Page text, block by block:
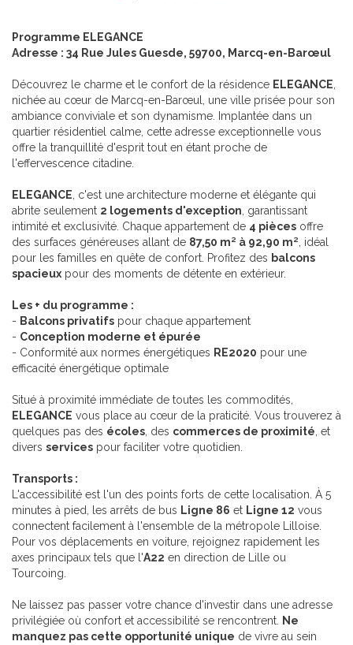
Programme ELEGANCE
Adresse : 34 Rue Jules Guesde, 59700, Marcq-en-Barœul
Découvrez le charme et le confort de la résidence ELEGANCE,
nichée au cœur de Marcq-en-Barœul, une ville prisée pour son
ambiance conviviale et son dynamisme. Implantée dans un
quartier résidentiel calme, cette adresse exceptionnelle vous
offre la tranquillité d'esprit tout en étant proche de
l'effervescence citadine.
ELEGANCE, c'est une architecture moderne et élégante qui
abrite seulement 2 logements d'exception, garantissant
intimité et exclusivité. Chaque appartement de 4 pièces offre
des surfaces généreuses allant de 87,50 m² à 92,90 m², idéal
pour les familles en quête de confort. Profitez des balcons
spacieux pour des moments de détente en extérieur.
Les + du programme :
- Balcons privatifs pour chaque appartement
- Conception moderne et épurée
- Conformité aux normes énergétiques RE2020 pour une
efficacité énergétique optimale
Situé à proximité immédiate de toutes les commodités,
ELEGANCE vous place au cœur de la praticité. Vous trouverez à
quelques pas des écoles, des commerces de proximité, et
divers services pour faciliter votre quotidien.
Transports :
L'accessibilité est l'un des points forts de cette localisation. À 5
minutes à pied, les arrêts de bus Ligne 86 et Ligne 12 vous
connectent facilement à l'ensemble de la métropole Lilloise.
Pour vos déplacements en voiture, rejoignez rapidement les
axes principaux tels que l'A22 en direction de Lille ou
Tourcoing.
Ne laissez pas passer votre chance d'investir dans une adresse
privilégiée où confort et accessibilité se rencontrent. Ne
manquez pas cette opportunité unique de vivre au sein